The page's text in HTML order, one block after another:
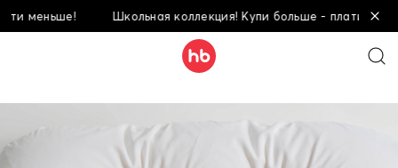
Школьная коллекция! Купи больше - плати меньше!